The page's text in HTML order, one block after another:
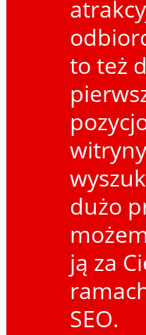
to też
dużo
ją za
SEO.